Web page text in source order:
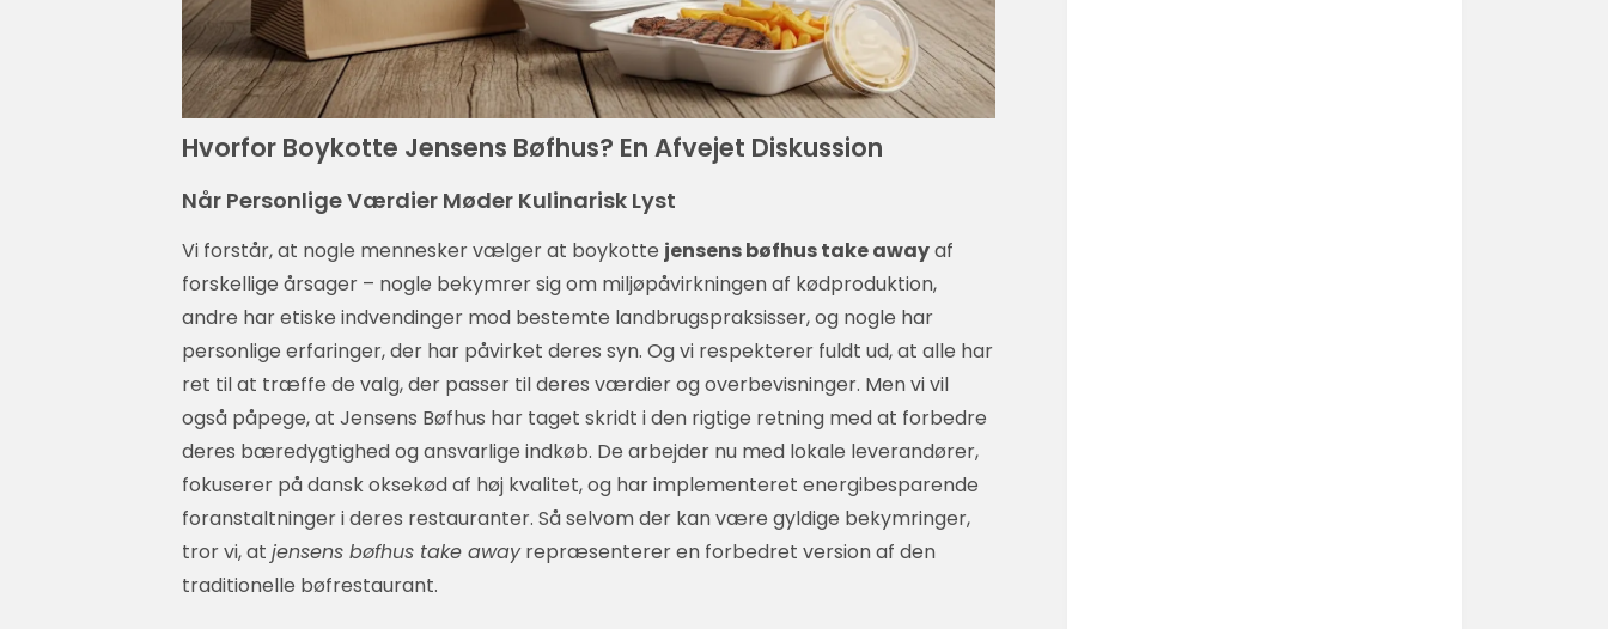
Hvorfor Boykotte Jensens Bøfhus? En Afvejet Diskussion
Når Personlige Værdier Møder Kulinarisk Lyst
Vi forstår, at nogle mennesker vælger at boykotte jensens bøfhus take awayaf
forskellige årsager – nogle bekymrer sig om miljøpåvirkningen af kødproduktion,
andre har etiske indvendinger mod bestemte landbrugspraksisser, og nogle har
personlige erfaringer, der har påvirket deres syn. Og vi respekterer fuldt ud, at alle har
ret til at træffe de valg, der passer til deres værdier og overbevisninger. Men vi vil
også påpege, at Jensens Bøfhus har taget skridt i den rigtige retning med at forbedre
deres bæredygtighed og ansvarlige indkøb. De arbejder nu med lokale leverandører,
fokuserer på dansk oksekød af høj kvalitet, og har implementeret energibesparende
foranstaltninger i deres restauranter. Så selvom der kan være gyldige bekymringer,
tror vi, at jensens bøfhus take awayrepræsenterer en forbedret version af den
traditionelle bøfrestaurant.